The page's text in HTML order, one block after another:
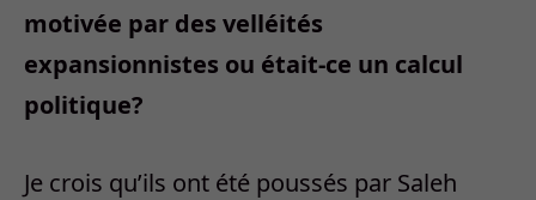
motivée par des velléités
expansionnistes ou était-ce un calcul
politique?
Je crois qu’ils ont été poussés par Saleh